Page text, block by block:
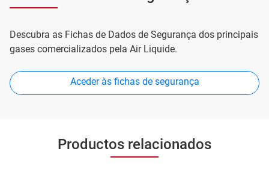
Descubra as Fichas de Dados de Segurança dos principais
gases comercializados pela Air Liquide.
Aceder às fichas de segurança
Productos relacionados